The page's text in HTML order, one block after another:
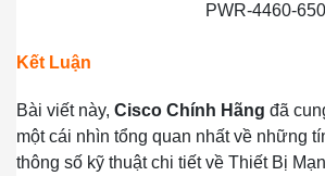
PWR-4460-
Kết Luận
Bài viết này, Cisco Chính Hãng đã
một cái nhìn tổng quan nhất về những
thông số kỹ thuật chi tiết về Thiết Bị